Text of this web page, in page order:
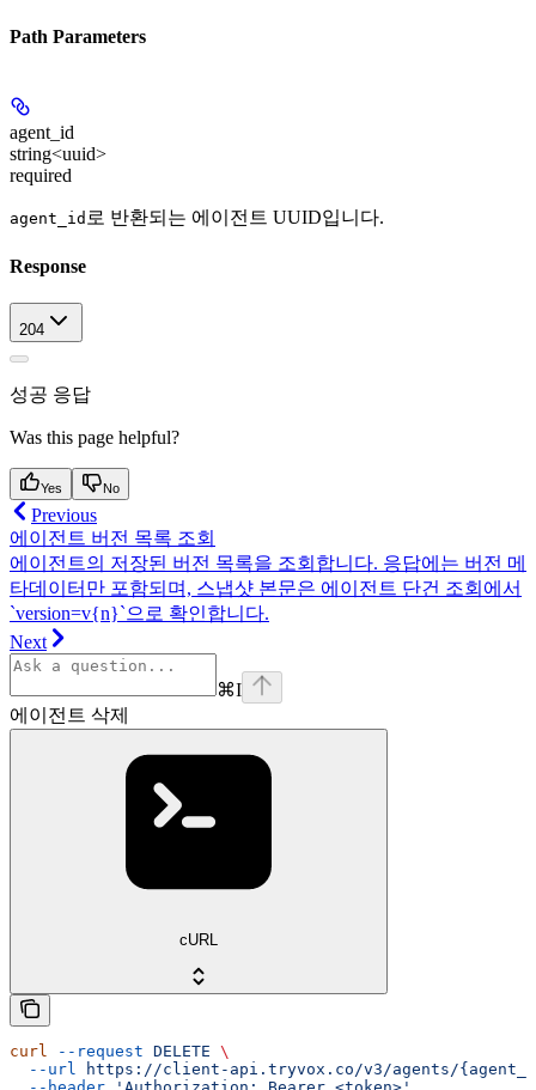
Path Parameters
agent_id
string<uuid>
required
agent_id 로 반환되는 에이전트 UUID입니다.
Response
204
성공 응답
Was this page helpful?
Yes No
Previous
에이전트 버전 목록 조회
에이전트의 저장된 버전 목록을 조회합니다. 응답에는 버전 메
타데이터만 포함되며, 스냅샷 본문은 에이전트 단건 조회에서
`version=v{n}`으로 확인합니다.
Next
⌘I
에이전트 삭제
cURL
curl --request DELETE \
  --url
https://client-api.tryvox.co/v3/agents/